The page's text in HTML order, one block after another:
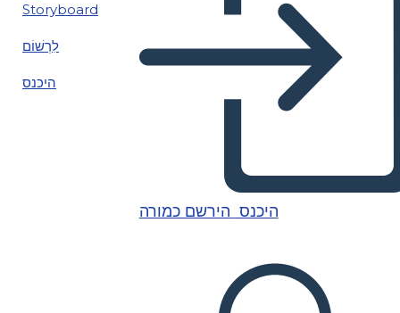
Storyboard
לִרְשׁוֹם
היכנס
היכנס הירשם כמורה